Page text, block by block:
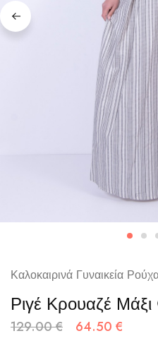
Καλοκαιρινά Γυναικεία
Ριγέ Κρουαζέ
129.00€ 64.50 €